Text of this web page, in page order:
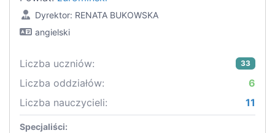
Dyrektor: RENATA BUKOWSKA
angielski
Liczba uczniów: 33
Liczba oddziałów:
6
Liczba nauczycieli:
11
Specjaliści: